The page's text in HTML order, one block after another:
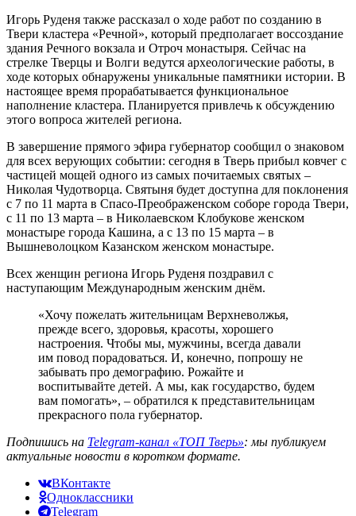
Игорь Руденя также рассказал о ходе работ по созданию в
Твери кластера «Речной», который предполагает воссоздание
здания Речного вокзала и Отроч монастыря. Сейчас на
стрелке Тверцы и Волги ведутся археологические работы, в
ходе которых обнаружены уникальные памятники истории. В
настоящее время прорабатывается функциональное
наполнение кластера. Планируется привлечь к обсуждению
этого вопроса жителей региона.
В завершение прямого эфира губернатор сообщил о знаковом
для всех верующих событии: сегодня в Тверь прибыл ковчег c
частицей мощей одного из самых почитаемых святых –
Николая Чудотворца. Святыня будет доступна для поклонения
с 7 по 11 марта в Спасо-Преображенском соборе города Твери,
с 11 по 13 марта – в Николаевском Клобукове женском
монастыре города Кашина, а с 13 по 15 марта – в
Вышневолоцком Казанском женском монастыре.
Всех женщин региона Игорь Руденя поздравил с
наступающим Международным женским днём.
«Хочу пожелать жительницам Верхневолжья,
прежде всего, здоровья, красоты, хорошего
настроения. Чтобы мы, мужчины, всегда давали
им повод порадоваться. И, конечно, попрошу не
забывать про демографию. Рожайте и
воспитывайте детей. А мы, как государство, будем
вам помогать», – обратился к представительницам
прекрасного пола губернатор.
Подпишись на Telegram-канал «ТОП Тверь»: мы публикуем
актуальные новости в коротком формате.
ВКонтакте
Одноклассники
Telegram